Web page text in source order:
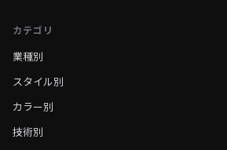
カテゴリ
業種別
スタイル別
カラー別
技術別